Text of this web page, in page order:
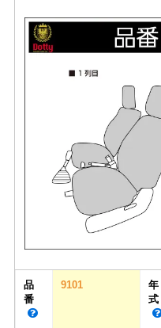
品
番
9101
年
式